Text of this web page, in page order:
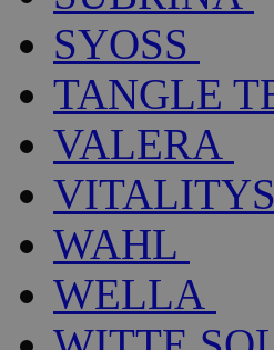
SYOSS
TANGLE
VALERA
VITALITYS
WAHL
WELLA